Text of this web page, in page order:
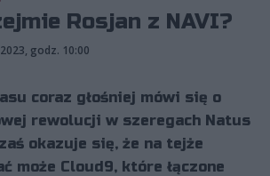
Rosjan z NAVI?
godz. 10:00
coraz głośniej mówi się o
rewolucji w szeregach Natus
okazuje się, że na tejże
może Cloud9, które łączone